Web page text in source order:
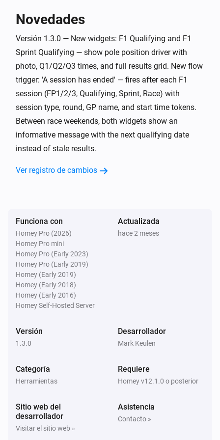
Volledig future proof
actuele jaar op via de API. Nieuwe kalender? Geen
F1 Tracker Pro
Sprint qualifying starts now
Sprint starts in
F1 Tracker Pro
Sprint starts now
Y...
F1 Tracker Pro
This week is a race weekend
F1 Tracker Pro
The race starts in
F1 Tracker Pro
There is a race today
There is a session within X Unit
It is a sprint weekend
F1 Tracker Pro
Force refresh F1 schedule
Novedades
Versión 1.3.0 — New widgets: F1 Qualifying and F1
Sprint Qualifying — show pole position driver with
photo, Q1/Q2/Q3 times, and full results grid. New flow
trigger: 'A session has ended' — fires after each F1
session (FP1/2/3, Qualifying, Sprint, Race) with
session type, round, GP name, and start time tokens.
Between race weekends, both widgets show an
informative message with the next qualifying date
instead of stale results.
Ver registro de cambios
Funciona con
Homey Pro (2026)
Homey Pro mini
Homey Pro (Early 2023)
Homey Pro (Early 2019)
Homey (Early 2019)
Homey (Early 2018)
Homey (Early 2016)
Homey Self-Hosted Server
Actualizada
hace 2 meses
Versión
1.3.0
Desarrollador
Mark Keulen
Categoría
Herramientas
Requiere
Homey v12.1.0 o posterior
Sitio web del
desarrollador
Visitar el sitio web »
Asistencia
Contacto »